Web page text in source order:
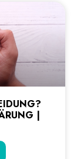
|